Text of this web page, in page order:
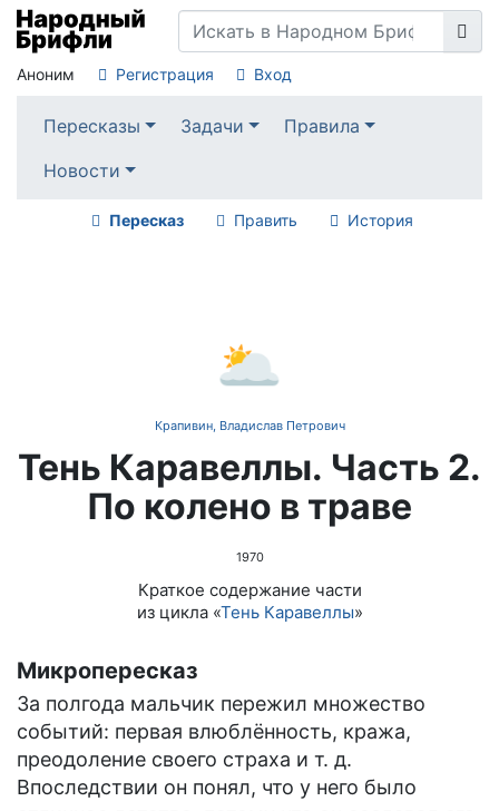
Аноним Регистрация Вход
Пересказы Задачи
Правила
Новости
Пересказ Править История
🌥️
Крапивин, Владислав Петрович
Тень Каравеллы. Часть 2.
По колено в траве
1970
Краткое содержание части
из цикла «Тень Каравеллы»
Микропересказ
За полгода мальчик пережил множество
событий: первая влюблённость, кража,
преодоление своего страха и т. д.
Впоследствии он понял, что у него было